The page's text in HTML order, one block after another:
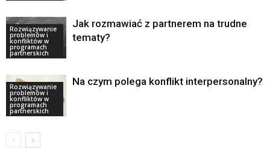
Rozwiązywanie
problemów i
konfliktów w
programach
partnerskich
Jak rozmawiać z partnerem na trudne
tematy?
Rozwiązywanie
problemów i
konfliktów w
programach
partnerskich
Na czym polega konflikt interpersonalny?